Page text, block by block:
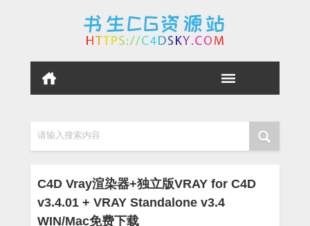
请输入搜索内容
C4D Vray渲染器+独立版VRAY for C4D
v3.4.01 + VRAY Standalone v3.4
WIN/Mac免费下载